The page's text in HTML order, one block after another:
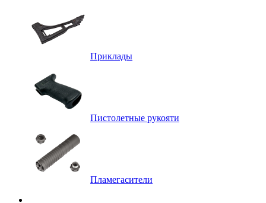
Приклады
Пистолетные рукояти
Пламегасители